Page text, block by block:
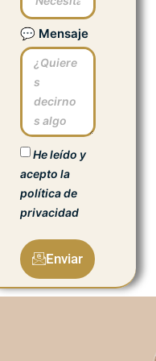
💬 Mensaje
He leído y
acepto la
política de
privacidad
Enviar